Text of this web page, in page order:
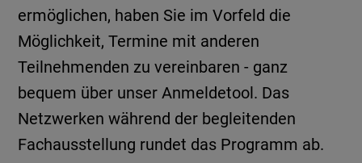
ermöglichen, haben Sie im Vorfeld die
Möglichkeit, Termine mit anderen
Teilnehmenden zu vereinbaren - ganz
bequem über unser Anmeldetool. Das
Netzwerken während der begleitenden
Fachausstellung rundet das Programm ab.